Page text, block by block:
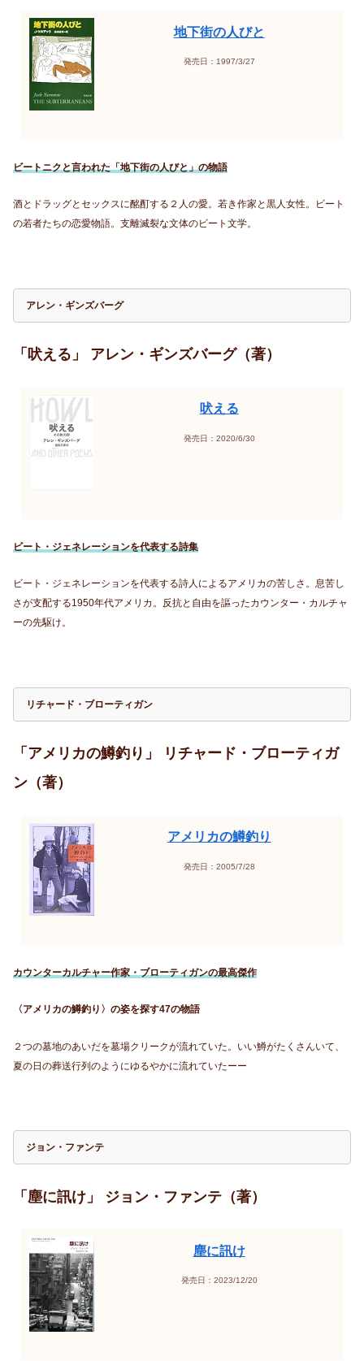
地下街の人びと
発売日：1997/3/27
ビートニクと言われた「地下街の人びと」の物語
酒とドラッグとセックスに酩酊する２人の愛。若き作家と黒人女性。ビート
の若者たちの恋愛物語。支離滅裂な文体のビート文学。
アレン・ギンズバーグ
「吠える」 アレン・ギンズバーグ（著）
吠える
発売日：2020/6/30
ビート・ジェネレーションを代表する詩集
ビート・ジェネレーションを代表する詩人によるアメリカの苦しさ。息苦し
さが支配する1950年代アメリカ。反抗と自由を謳ったカウンター・カルチャ
ーの先駆け。
リチャード・ブローティガン
「アメリカの鱒釣り」 リチャード・ブローティガ
ン（著）
アメリカの鱒釣り
発売日：2005/7/28
カウンターカルチャー作家・ブローティガンの最高傑作
〈アメリカの鱒釣り〉の姿を探す47の物語
２つの墓地のあいだを墓場クリークが流れていた。いい鱒がたくさんいて、
夏の日の葬送行列のようにゆるやかに流れていたーー
ジョン・ファンテ
「塵に訊け」 ジョン・ファンテ（著）
塵に訊け
発売日：2023/12/20